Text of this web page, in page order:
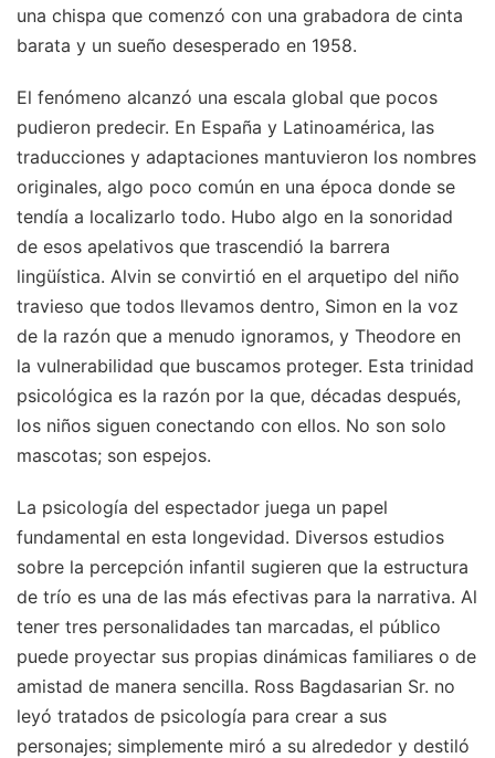
una chispa que comenzó con una grabadora de cinta
barata y un sueño desesperado en 1958.
El fenómeno alcanzó una escala global que pocos
pudieron predecir. En España y Latinoamérica, las
traducciones y adaptaciones mantuvieron los nombres
originales, algo poco común en una época donde se
tendía a localizarlo todo. Hubo algo en la sonoridad
de esos apelativos que trascendió la barrera
lingüística. Alvin se convirtió en el arquetipo del niño
travieso que todos llevamos dentro, Simon en la voz
de la razón que a menudo ignoramos, y Theodore en
la vulnerabilidad que buscamos proteger. Esta trinidad
psicológica es la razón por la que, décadas después,
los niños siguen conectando con ellos. No son solo
mascotas; son espejos.
La psicología del espectador juega un papel
fundamental en esta longevidad. Diversos estudios
sobre la percepción infantil sugieren que la estructura
de trío es una de las más efectivas para la narrativa. Al
tener tres personalidades tan marcadas, el público
puede proyectar sus propias dinámicas familiares o de
amistad de manera sencilla. Ross Bagdasarian Sr. no
leyó tratados de psicología para crear a sus
personajes; simplemente miró a su alrededor y destiló